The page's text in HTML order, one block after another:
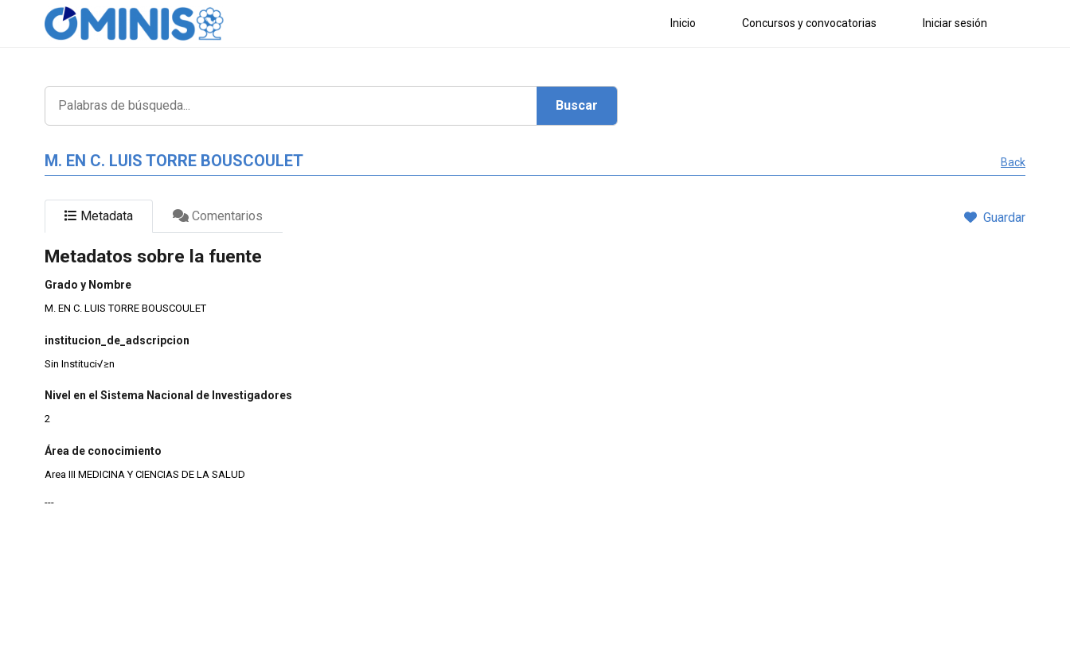
Inicio Concursos y convocatorias Iniciar sesión
M. EN C. LUIS TORRE BOUSCOULET Back
Metadata Comentarios Guardar
Metadatos sobre la fuente
Grado y Nombre
M. EN C. LUIS TORRE BOUSCOULET
institucion_de_adscripcion
Sin Instituci√≥n
Nivel en el Sistema Nacional de Investigadores
2
Área de conocimiento
Area III MEDICINA Y CIENCIAS DE LA SALUD
---